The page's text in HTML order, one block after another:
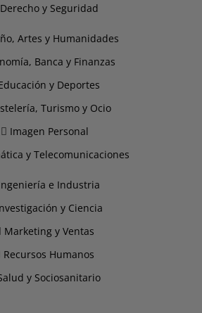
Derecho y Seguridad
Artes y Humanidades
Banca y Finanzas
y Deportes
Turismo y Ocio
Imagen Personal
y Telecomunicaciones
e Industria
y Ciencia
Marketing y Ventas
Recursos Humanos
y Sociosanitario